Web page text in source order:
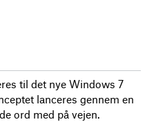
til det nye Windows 7
lanceres gennem en
ord med på vejen.